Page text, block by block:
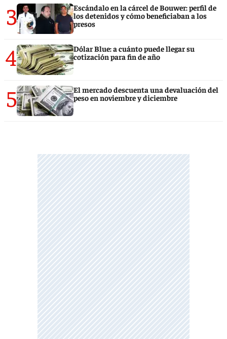
3
Escándalo en la cárcel de Bouwer: perfil de
los detenidos y cómo beneficiaban a los
presos
4
Dólar Blue: a cuánto puede llegar su
cotización para fin de año
5
El mercado descuenta una devaluación del
peso en noviembre y diciembre